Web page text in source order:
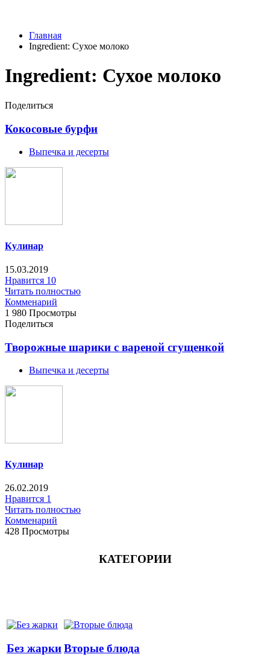
Главная
Ingredient: Сухое молоко
Ingredient: Сухое молоко
Поделиться
Кокосовые бурфи
Выпечка и десерты
Кулинар
15.03.2019
Нравится 10
Читать полностью
Комменарий
1 980 Просмотры
Поделиться
Творожные шарики с вареной сгущенкой
Выпечка и десерты
Кулинар
26.02.2019
Нравится 1
Читать полностью
Комменарий
428 Просмотры
КАТЕГОРИИ
Без жаркиВторые блюда